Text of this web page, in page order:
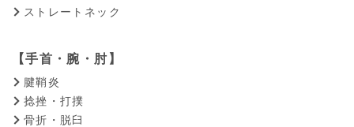
ストレートネック
【手首・腕・肘】
腱鞘炎
捻挫・打撲
骨折・脱臼